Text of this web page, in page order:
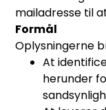
mailadresse til
Formål
Oplysningerne
At
herunder